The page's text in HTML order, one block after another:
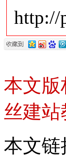
http://
本文版
丝建
本文链